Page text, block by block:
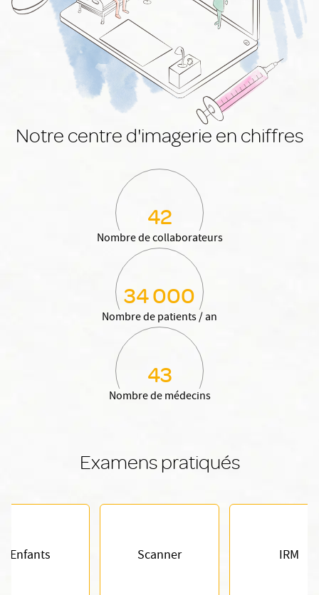
Notre centre d'imagerie en chiffres
42
Nombre de collaborateurs
34 000
Nombre de patients / an
43
Nombre de médecins
Examens pratiqués
Scanner IRM
Enfants